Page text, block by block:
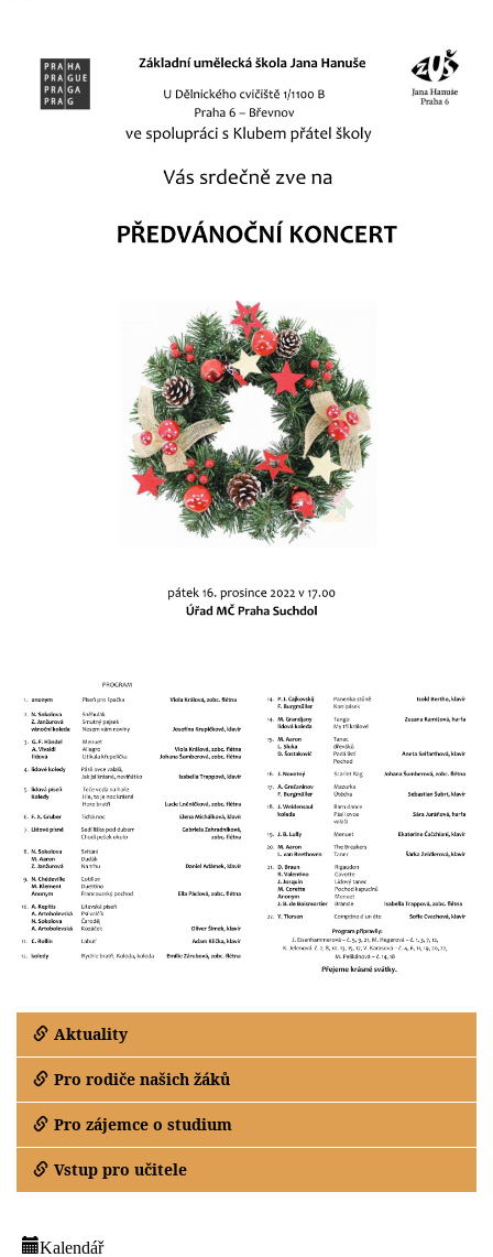
Aktuality
Pro rodiče našich žáků
Pro zájemce o studium
Vstup pro učitele
Kalendář